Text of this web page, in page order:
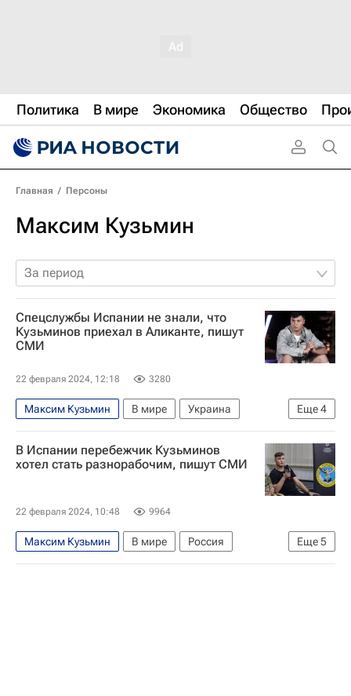
Политика В мире Экономика Общество
Главная / Персоны
Максим Кузьмин
За период
Спецслужбы Испании не знали, что
Кузьминов приехал в Аликанте, пишут
СМИ
22 февраля 2024, 12:18 3280
Еще4
Максим Кузьмин В мире
Украина
Испания
Аликанте
Ми-8 АМТШ
Максим Кузьминов
В Испании перебежчик Кузьминов
хотел стать разнорабочим, пишут СМИ
22 февраля 2024, 10:48 9964
Еще5
Максим Кузьмин В мире
Россия
Испания
Украина
Дмитрий Песков